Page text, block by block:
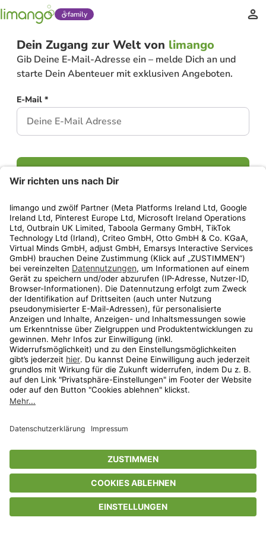
family
Dein Zugang zur Welt von limango
Gib Deine E-Mail-Adresse ein – melde Dich an und
starte Dein Abenteuer mit exklusiven Angeboten.
E-Mail *
Weiter
Privatsphäre-EinstellungenAGBDatenschutzCompliance
GeschenkgutscheinbedingungenImpressumHelp Center